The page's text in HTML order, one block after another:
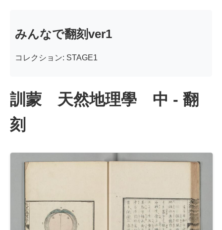
みんなで翻刻ver1
コレクション: STAGE1
訓蒙 天然地理學 中 - 翻
刻